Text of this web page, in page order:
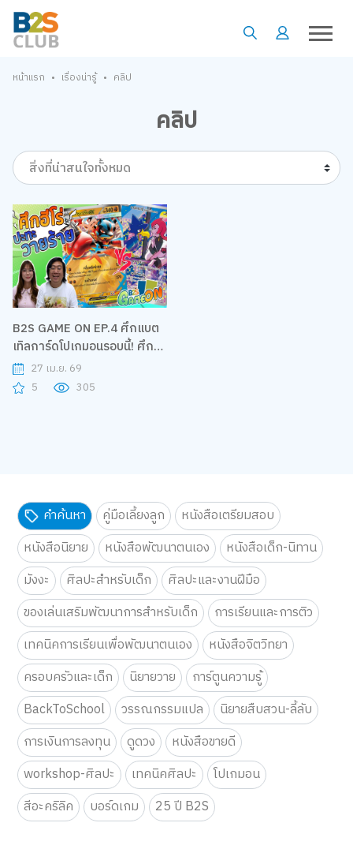
หน้าแรก • เรื่องน่ารู้ • คลิป
คลิป
สิ่งที่น่าสนใจทั้งหมด
B2S GAME ON EP.4 ศึกแบต
เทิลการ์ดโปเกมอนรอบนี้! ศึก
ฮีโร่ ปะทะ ตัวร้าย!
27 เม.ย. 69
5
305
คำค้นหา คู่มือเลี้ยงลูก
หนังสือเตรียมสอบ
หนังสือนิยาย
หนังสือพัฒนาตนเอง
หนังสือเด็ก-นิทาน
มังงะ
ศิลปะสำหรับเด็ก
ศิลปะและงานฝีมือ
ของเล่นเสริมพัฒนาการสำหรับเด็ก
การเรียนและการติว
เทคนิคการเรียนเพื่อพัฒนาตนเอง
หนังสือจิตวิทยา
ครอบครัวและเด็ก
นิยายวาย
การ์ตูนความรู้
BackToSchool
วรรณกรรมแปล
นิยายสืบสวน-ลี้ลับ
การเงินการลงทุน
ดูดวง
หนังสือขายดี
workshop-ศิลปะ
เทคนิคศิลปะ
โปเกมอน
สีอะคริลิค
บอร์ดเกม 25 ปี B2S